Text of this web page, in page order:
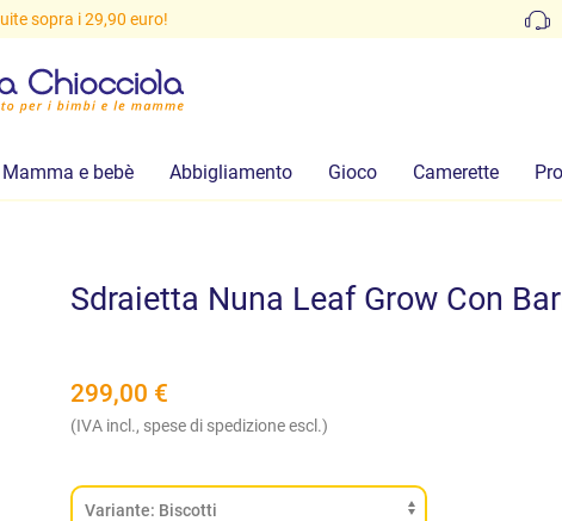
info@lachiocciolababy.it
Mamma e bebè Abbigliamento Gioco Camerette
Sdraietta Nuna Leaf Grow Con
299,00 €
(IVA incl., spese di spedizione escl.)